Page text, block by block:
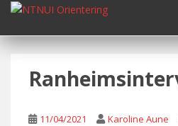
i
11/04/2021 Karoline Aune